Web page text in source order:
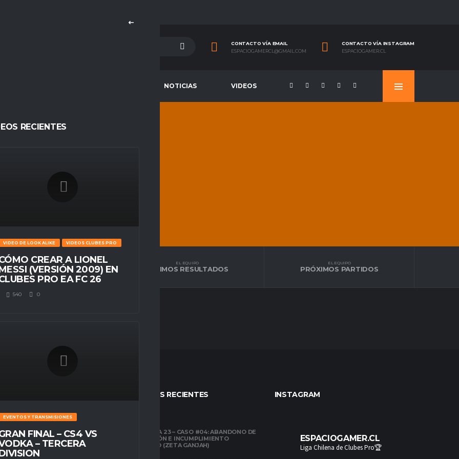
CONTACTO VÍA EMAIL
ESPACIOGAMERCL@GMAIL.COM
CONTACTO VÍA INSTAGRAM
ESPACIOGAMER.CL
NOTICIAS VIDEOS
RECIENTES
VIDEO DE LOOK ALIKE VIDEOS CLUBES PRO
CREAR A LIONEL
(VERSIÓN 2009) EN
PRO EA FC 26
540 0
EVENTOS Y TRANSMISIONES
FINAL – CS4 VS
– TERCERA
EL EQUIPO
TABLA DE POSICIÓN
EL EQUIPO
ÚLTIMOS RESULTADOS
EL EQUIPO
PRÓXIMOS PARTIDOS
ESPACIO GAMER
TUTORIALES
ENTRADAS RECIENTES
TEMPORADA 23 – CASO #04: ABANDONO DE
COMPETICIÓN E INCUMPLIMIENTO
ECONÓMICO (ZETA GANJAH)
INSTAGRAM
ESPACIOGAMER.CL
Liga Chilena de Clubes Pro🏆